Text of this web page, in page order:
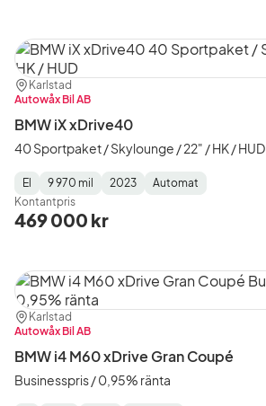
Plats:
Karlstad
Återförsäljare:
Autowåx Bil AB
BMW iX xDrive40
40 Sportpaket / Skylounge / 22" / HK / HUD
Fuel
Type:
El
Mätarställning :
9 970 mil
Model
Year:
2023
Gearbox
Type:
Automat
Kontantpris
469 000 kr
Plats:
Karlstad
Återförsäljare:
Autowåx Bil AB
BMW i4 M60 xDrive Gran Coupé
Businesspris / 0,95% ränta